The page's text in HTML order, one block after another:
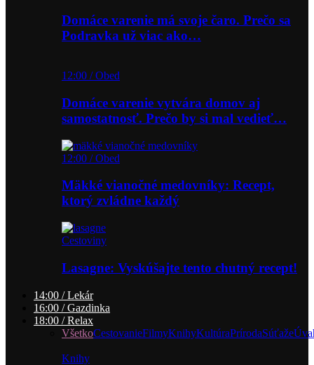
Domáce varenie má svoje čaro. Prečo sa
Podravka už viac ako…
12:00 / Obed
Domáce varenie vytvára domov aj
samostatnosť. Prečo by si mal vedieť…
12:00 / Obed
Mäkké vianočné medovníky: Recept,
ktorý zvládne každý
Cestoviny
Lasagne: Vyskúšajte tento chutný recept!
14:00 / Lekár
16:00 / Gazdinka
18:00 / Relax
VšetkoCestovanieFilmyKnihyKultúraPrírodaSúťaže
Knihy